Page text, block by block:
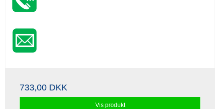
733,00 DKK
Vis produkt